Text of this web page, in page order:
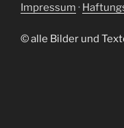
Impressum ·
© alle Bilder und